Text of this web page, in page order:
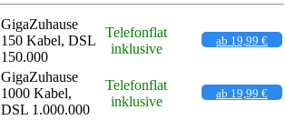
GigaZuhause
150 Kabel, DSL
150.000
Telefonflat
inklusive
ab 19,99 €
GigaZuhause
1000 Kabel,
DSL 1.000.000
Telefonflat
inklusive
ab 19,99 €